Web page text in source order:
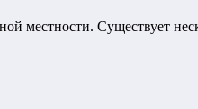
местности. Существует